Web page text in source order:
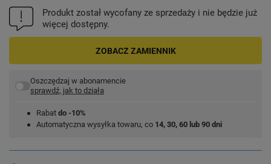
Produkt został wycofany ze sprzedaży i nie będzie już
więcej dostępny.
ZOBACZ ZAMIENNIK
Oszczędzaj w abonamencie
sprawdź, jak to działa
Rabat do -10%
Automatyczna wysyłka towaru, co 14, 30, 60 lub 90 dni